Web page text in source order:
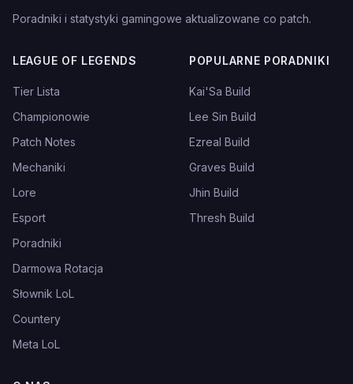
Poradniki i statystyki gamingowe aktualizowane co patch.
LEAGUE OF LEGENDS
Tier Lista
Championowie
Patch Notes
Mechaniki
Lore
Esport
Poradniki
Darmowa Rotacja
Słownik LoL
Countery
Meta LoL
POPULARNE PORADNIKI
Kai'Sa Build
Lee Sin Build
Ezreal Build
Graves Build
Jhin Build
Thresh Build